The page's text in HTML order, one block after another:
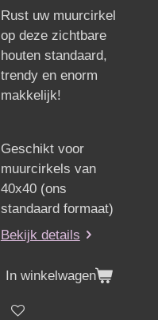
Rust uw muurcirkel
op deze zichtbare
houten standaard,
trendy en enorm
makkelijk!
Geschikt voor
muurcirkels van
40x40 (ons
standaard formaat)
Bekijk details
In winkelwagen